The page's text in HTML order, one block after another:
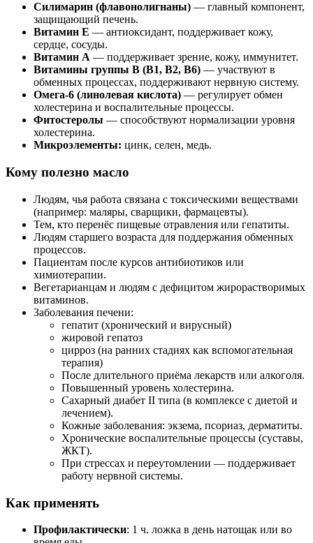
Силимарин (флавонолигнаны) — главный компонент,
защищающий печень.
Витамин E — антиоксидант, поддерживает кожу,
сердце, сосуды.
Витамин A — поддерживает зрение, кожу, иммунитет.
Витамины группы B (B1, B2, B6) — участвуют в
обменных процессах, поддерживают нервную систему.
Омега-6 (линолевая кислота) — регулирует обмен
холестерина и воспалительные процессы.
Фитостеролы — способствуют нормализации уровня
холестерина.
Микроэлементы: цинк, селен, медь.
Кому полезно масло
Людям, чья работа связана с токсическими веществами
(например: маляры, сварщики, фармацевты).
Тем, кто перенёс пищевые отравления или гепатиты.
Людям старшего возраста для поддержания обменных
процессов.
Пациентам после курсов антибиотиков или
химиотерапии.
Вегетарианцам и людям с дефицитом жирорастворимых
витаминов.
Заболевания печени:
гепатит (хронический и вирусный)
жировой гепатоз
цирроз (на ранних стадиях как вспомогательная
терапия)
После длительного приёма лекарств или алкоголя.
Повышенный уровень холестерина.
Сахарный диабет II типа (в комплексе с диетой и
лечением).
Кожные заболевания: экзема, псориаз, дерматиты.
Хронические воспалительные процессы (суставы,
ЖКТ).
При стрессах и переутомлении — поддерживает
работу нервной системы.
Как применять
Профилактически: 1 ч. ложка в день натощак или во